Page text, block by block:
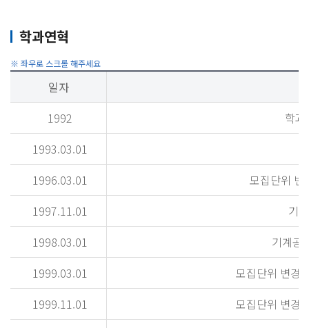
학과연혁
일자
1992
학
1993.03.01
1996.03.01
모집단위
1997.11.01
기
1998.03.01
기계공
1999.03.01
모집단위 변경
1999.11.01
모집단위 변경